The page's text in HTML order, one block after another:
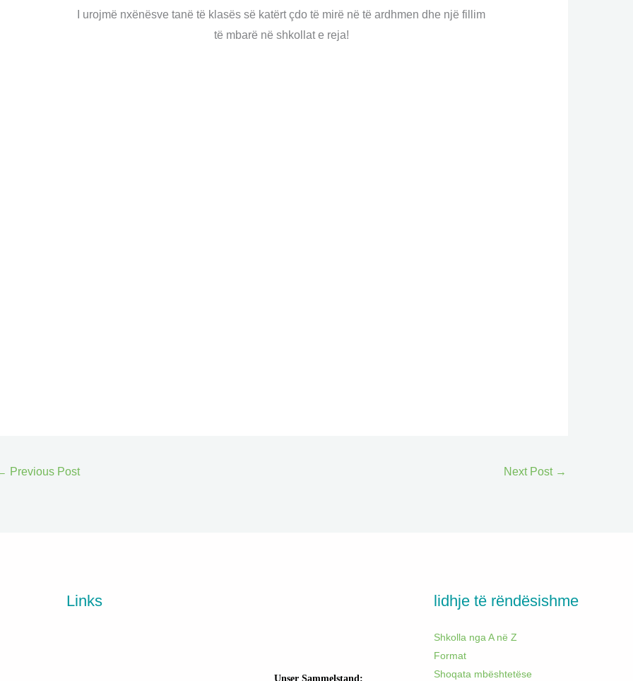
I urojmë nxënësve tanë të klasës së katërt çdo të mirë në të ardhmen dhe një fillim
të mbarë në shkollat ​​e reja!
Previous Post Next Post →
Links lidhje të rëndësishme
Shkolla nga A në Z
Format
Shoqata mbështetëse